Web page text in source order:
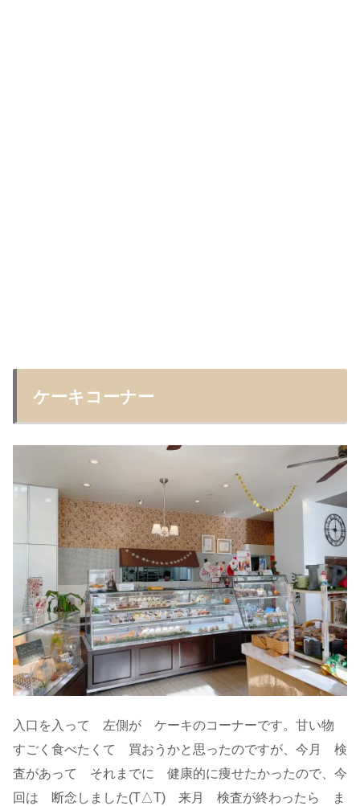
ケーキコーナー
入口を入って 左側が ケーキのコーナーです。甘い物
すごく食べたくて 買おうかと思ったのですが、今月 検
査があって それまでに 健康的に痩せたかったので、今
回は 断念しました(T△T) 来月 検査が終わったら ま